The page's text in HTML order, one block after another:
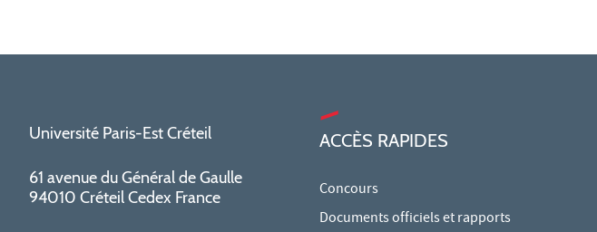
Université Paris-Est Créteil
61 avenue du Général de Gaulle
94010 Créteil Cedex France
ACCÈS RAPIDES
Concours
Documents officiels et rapports